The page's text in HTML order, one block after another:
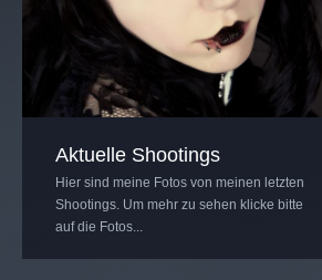
Aktuelle Shootings
Hier sind meine Fotos von meinen letzten
Shootings. Um mehr zu sehen klicke bitte
auf die Fotos...